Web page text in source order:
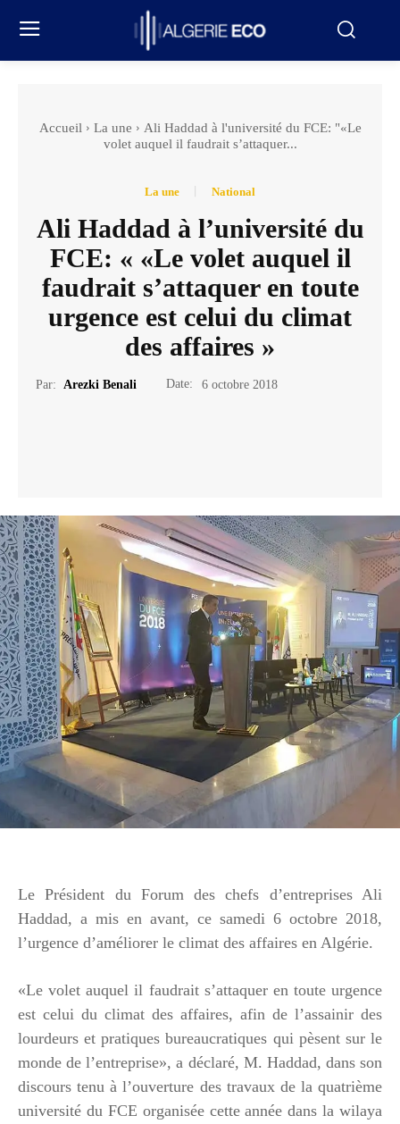
Accueil La une
Ali Haddad à l'université du FCE: "«Le
volet auquel il faudrait s’attaquer...
La une National
Ali Haddad à l’université du
FCE: « «Le volet auquel il
faudrait s’attaquer en toute
urgence est celui du climat
des affaires »
Par: Arezki Benali Date: 6 octobre 2018
Le Président du Forum des chefs d’entreprises Ali
Haddad, a mis en avant, ce samedi 6 octobre 2018,
l’urgence d’améliorer le climat des affaires en Algérie.
«Le volet auquel il faudrait s’attaquer en toute urgence
est celui du climat des affaires, afin de l’assainir des
lourdeurs et pratiques bureaucratiques qui pèsent sur le
monde de l’entreprise», a déclaré, M. Haddad, dans son
discours tenu à l’ouverture des travaux de la quatrième
université du FCE organisée cette année dans la wilaya